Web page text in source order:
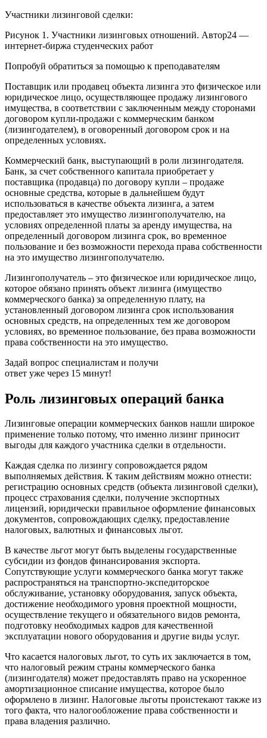
Участники лизинговой сделки:
Рисунок 1. Участники лизинговых отношений. Автор24 —
интернет-биржа студенческих работ
Попробуй обратиться за помощью к преподавателям
Поставщик или продавец объекта лизинга это физическое или
юридическое лицо, осуществляющее продажу лизингового
имущества, в соответствии с заключенным между сторонами
договором купли-продажи с коммерческим банком
(лизингодателем), в оговоренный договором срок и на
определенных условиях.
Коммерческий банк, выступающий в роли лизингодателя.
Банк, за счет собственного капитала приобретает у
поставщика (продавца) по договору купли – продаже
основные средства, которые в дальнейшем будут
использоваться в качестве объекта лизинга, а затем
предоставляет это имущество лизингополучателю, на
условиях определенной платы за аренду имущества, на
определенный договором лизинга срок, во временное
пользование и без возможности перехода права собственности
на это имущество лизингополучателю.
Лизингополучатель – это физическое или юридическое лицо,
которое обязано принять объект лизинга (имущество
коммерческого банка) за определенную плату, на
установленный договором лизинга срок использования
основных средств, на определенных тем же договором
условиях, во временное пользование, без права возможности
права собственности на это имущество.
Задай вопрос специалистам и получи
ответ уже через 15 минут!
Роль лизинговых операций банка
Лизинговые операции коммерческих банков нашли широкое
применение только потому, что именно лизинг приносит
выгоды для каждого участника сделки в отдельности.
Каждая сделка по лизингу сопровождается рядом
выполняемых действия. К таким действиям можно отнести:
регистрацию основных средств (объекта лизинговой сделки),
процесс страхования сделки, получение экспортных
лицензий, юридически правильное оформление финансовых
документов, сопровождающих сделку, предоставление
налоговых, валютных и финансовых льгот.
В качестве льгот могут быть выделены государственные
субсидии из фондов финансирования экспорта.
Сопутствующие услуги коммерческого банка могут также
распространяться на транспортно-экспедиторское
обслуживание, установку оборудования, запуск объекта,
достижение необходимого уровня проектной мощности,
осуществление текущего и обязательного видов ремонта,
подготовку необходимых кадров для качественной
эксплуатации нового оборудования и другие виды услуг.
Что касается налоговых льгот, то суть их заключается в том,
что налоговый режим страны коммерческого банка
(лизингодателя) может предоставлять право на ускоренное
амортизационное списание имущества, которое было
оформлено в лизинг. Налоговые льготы проистекают также из
того факта, что налогообложение права собственности и
права владения различно.